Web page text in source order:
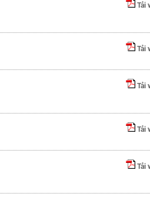
Tải
Tải
Tải
Tải
Tải